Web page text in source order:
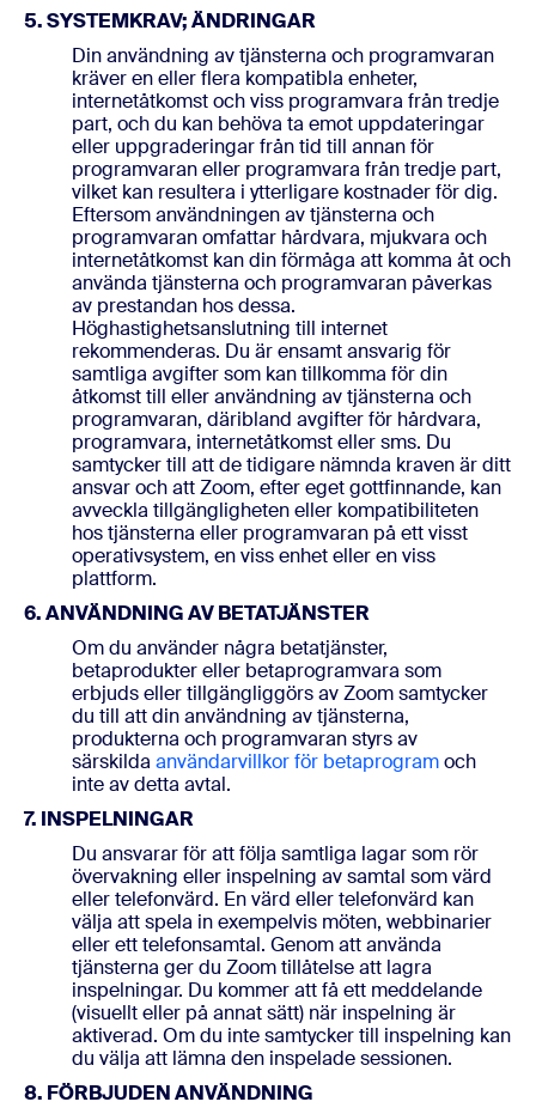
5. SYSTEMKRAV; ÄNDRINGAR
Din användning av tjänsterna och programvaran
kräver en eller flera kompatibla enheter,
internetåtkomst och viss programvara från tredje
part, och du kan behöva ta emot uppdateringar
eller uppgraderingar från tid till annan för
programvaran eller programvara från tredje part,
vilket kan resultera i ytterligare kostnader för dig.
Eftersom användningen av tjänsterna och
programvaran omfattar hårdvara, mjukvara och
internetåtkomst kan din förmåga att komma åt och
använda tjänsterna och programvaran påverkas
av prestandan hos dessa.
Höghastighetsanslutning till internet
rekommenderas. Du är ensamt ansvarig för
samtliga avgifter som kan tillkomma för din
åtkomst till eller användning av tjänsterna och
programvaran, däribland avgifter för hårdvara,
programvara, internetåtkomst eller sms. Du
samtycker till att de tidigare nämnda kraven är ditt
ansvar och att Zoom, efter eget gottfinnande, kan
avveckla tillgängligheten eller kompatibiliteten
hos tjänsterna eller programvaran på ett visst
operativsystem, en viss enhet eller en viss
plattform.
6. ANVÄNDNING AV BETATJÄNSTER
Om du använder några betatjänster,
betaprodukter eller betaprogramvara som
erbjuds eller tillgängliggörs av Zoom samtycker
du till att din användning av tjänsterna,
produkterna och programvaran styrs av
särskilda användarvillkor för betaprogramoch
inte av detta avtal.
7. INSPELNINGAR
Du ansvarar för att följa samtliga lagar som rör
övervakning eller inspelning av samtal som värd
eller telefonvärd. En värd eller telefonvärd kan
välja att spela in exempelvis möten, webbinarier
eller ett telefonsamtal. Genom att använda
tjänsterna ger du Zoom tillåtelse att lagra
inspelningar. Du kommer att få ett meddelande
(visuellt eller på annat sätt) när inspelning är
aktiverad. Om du inte samtycker till inspelning kan
du välja att lämna den inspelade sessionen.
8. FÖRBJUDEN ANVÄNDNING